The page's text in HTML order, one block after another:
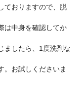
ておりますので、脱
は中身を確認してか
ましたら、1度洗剤な
。お試しくださいま